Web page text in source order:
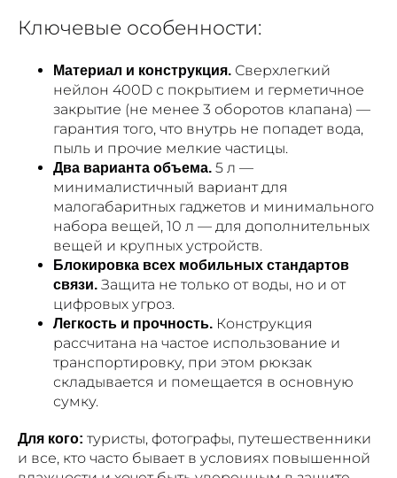
Ключевые особенности:
Материал и конструкция. Сверхлегкий
нейлон 400D с покрытием и герметичное
закрытие (не менее 3 оборотов клапана) —
гарантия того, что внутрь не попадет вода,
пыль и прочие мелкие частицы.
Два варианта объема. 5 л —
минималистичный вариант для
малогабаритных гаджетов и минимального
набора вещей, 10 л — для дополнительных
вещей и крупных устройств.
Блокировка всех мобильных стандартов
связи. Защита не только от воды, но и от
цифровых угроз.
Легкость и прочность. Конструкция
рассчитана на частое использование и
транспортировку, при этом рюкзак
складывается и помещается в основную
сумку.
Для кого: туристы, фотографы, путешественники
и все, кто часто бывает в условиях повышенной